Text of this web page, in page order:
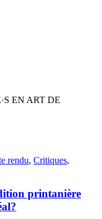
EN ART DE
rendu, Critiques,
printanière